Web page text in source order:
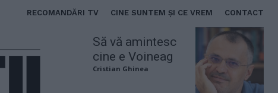
RECOMANDĂRI TV CINE SUNTEM ȘI CE VREM CONTACT
Să vă amintesc
cine e Voineag
Cristian Ghinea